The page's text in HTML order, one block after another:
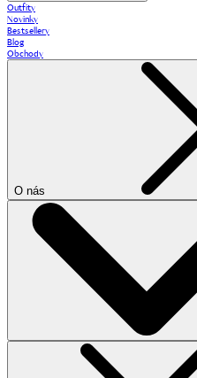
Outfity
Novinky
Bestsellery
Blog
Obchody
O nás